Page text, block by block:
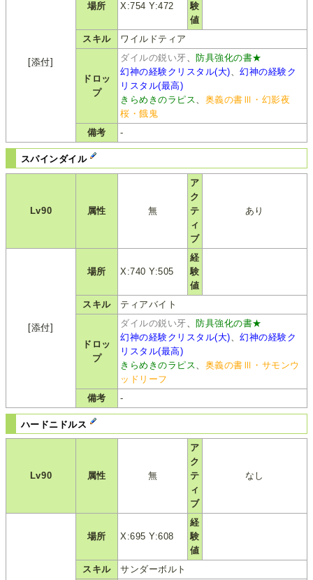
[添付]
場所 X:754 Y:472
験
値
スキル
ワイルドティア
ドロッ
プ
ダイルの鋭い牙、 防具強化の書★
幻神の経験クリスタル(大)、幻神の経験ク
リスタル(最高)
きらめきのラピス、 奥義の書Ⅲ・幻影夜
桜・餓鬼
備考
-
スパインダイル
Lv90 属性 無
ア
ク
テ
ィ
ブ
あり
[添付]
場所 X:740 Y:505
経
験
値
スキル
ティアバイト
ドロッ
プ
ダイルの鋭い牙
防具強化の書★
幻神の経験クリスタル(大) 、幻神の経験ク
リスタル(最高)
きらめきのラピス
奥義の書Ⅲ・サモンウ
ッドリーフ
備考
-
ハードニドルス
Lv90 属性 無
ア
ク
テ
ィ
ブ
なし
場所 X:695 Y:608
経
験
値
スキル
サンダーボルト